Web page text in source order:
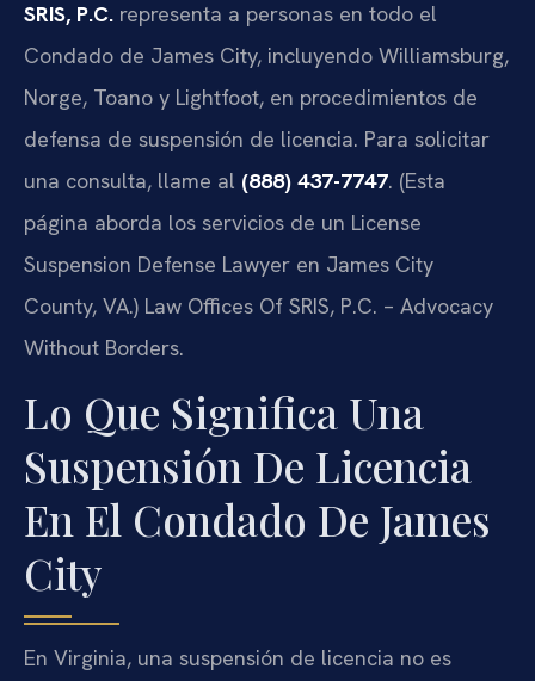
SRIS, P.C. representa a personas en todo el
Condado de James City, incluyendo Williamsburg,
Norge, Toano y Lightfoot, en procedimientos de
defensa de suspensión de licencia. Para solicitar
una consulta, llame al (888) 437-7747. (Esta
página aborda los servicios de un License
Suspension Defense Lawyer en James City
County, VA.) Law Offices Of SRIS, P.C. – Advocacy
Without Borders.
Lo Que Significa Una
Suspensión De Licencia
En El Condado De James
City
En Virginia, una suspensión de licencia no es